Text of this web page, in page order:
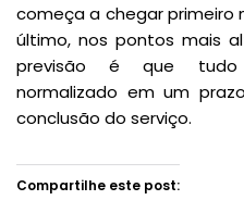
começa a chegar primeiro
último, nos pontos mais
previsão é que tudo
normalizado em um
conclusão do serviço.
Compartilhe este post: